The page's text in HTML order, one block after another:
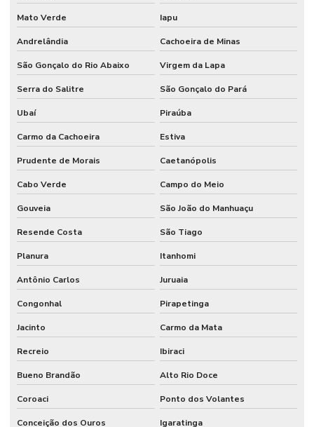
Mato Verde Iapu
Andrelândia Cachoeira de Minas
São Gonçalo do Rio Abaixo Virgem da Lapa
Serra do Salitre São Gonçalo do Pará
Ubaí Piraúba
Carmo da Cachoeira Estiva
Prudente de Morais Caetanópolis
Cabo Verde Campo do Meio
Gouveia São João do Manhuaçu
Resende Costa São Tiago
Planura Itanhomi
Antônio Carlos Juruaia
Congonhal Pirapetinga
Jacinto Carmo da Mata
Recreio Ibiraci
Bueno Brandão Alto Rio Doce
Coroaci Ponto dos Volantes
Conceição dos Ouros Igaratinga